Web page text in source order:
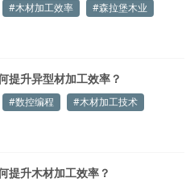
#木材加工效率 #森拉堡木业
提升异型材加工效率？
#数控编程 #木材加工技术
提升木材加工效率？